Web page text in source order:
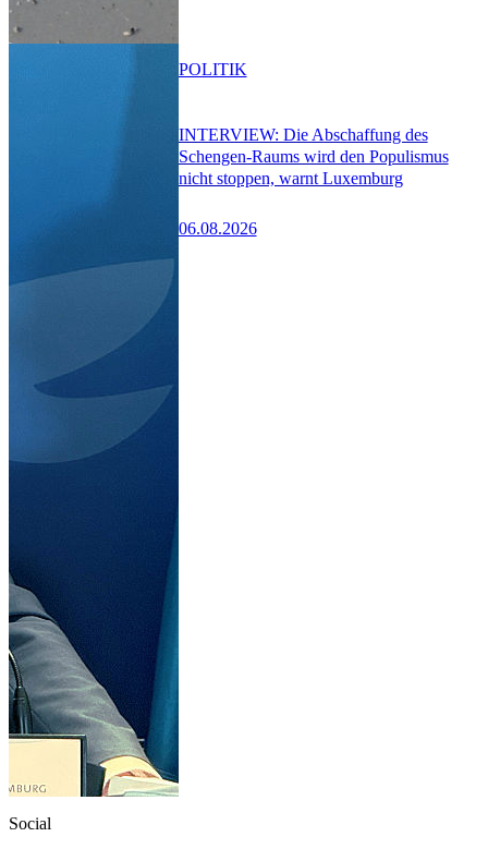
INTERVIEW: Die Abschaffung des
Schengen-Raums wird den Populismus
nicht stoppen, warnt Luxemburg
06.08.2026
POLITIK
Social